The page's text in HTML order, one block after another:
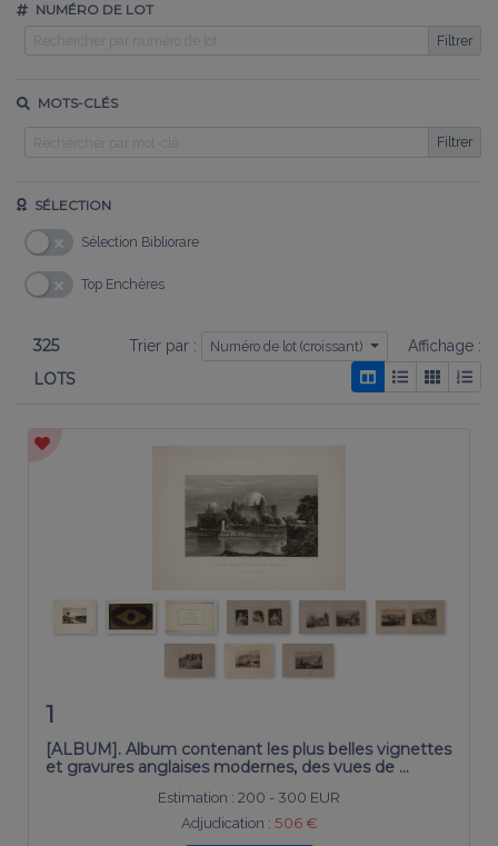
NUMÉRO DE LOT
Filtrer
MOTS-CLÉS
Filtrer
SÉLECTION
Sélection Bibliorare
Top Enchères
325
LOTS
Trier par : Numéro de lot (croissant) Affichage :
1
[ALBUM]. Album contenant les plus belles vignettes
et gravures anglaises modernes, des vues de …
Estimation : 200 - 300 EUR
Adjudication : 506 €